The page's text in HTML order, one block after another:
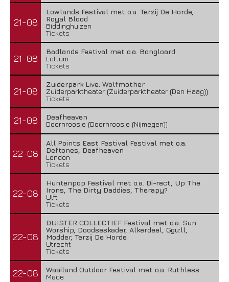
21-08
Lowlands Festival met o.a. Terzij De Horde,
Royal Blood
Biddinghuizen
Tickets
21-08
Badlands Festival met o.a. Bongloard
Lottum
Tickets
21-08
Zuiderpark Live: Wolfmother
Zuiderparktheater (Zuiderparktheater (Den Haag))
Tickets
21-08
Deafheaven
Doornroosje (Doornroosje (Nijmegen))
22-08
All Points East Festival Festival met o.a.
Deftones, Deafheaven
London
Tickets
22-08
Huntenpop Festival met o.a. Di-rect, Up The
Irons, The Dirty Daddies, Therapy?
Ulft
Tickets
22-08
DUISTER COLLECTIEF Festival met o.a. Sun
Worship, Doodseskader, Alkerdeel, Ggu:ll,
Modder, Terzij De Horde
Utrecht
Tickets
22-08
Waailand Outdoor Festival met o.a. Ruthless
Made